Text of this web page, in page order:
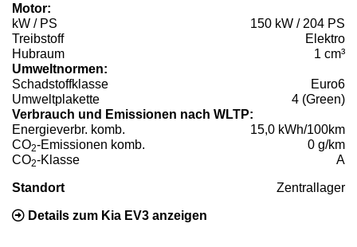
Motor:
kW / PS
150 kW / 204 PS
Treibstoff
Elektro
Hubraum
1 cm³
Umweltnormen:
Schadstoffklasse
Euro6
Umweltplakette
4 (Green)
Verbrauch und Emissionen nach WLTP:
Energieverbr. komb.
15,0 kWh/100km
CO2-Emissionen komb.
0 g/km
CO2-Klasse A
Standort Zentrallager
Details zum Kia EV3 anzeigen